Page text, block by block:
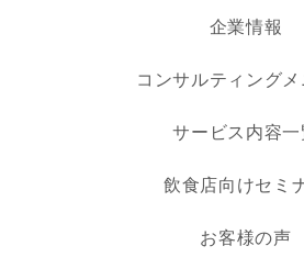
企業情報
コンサルティング
サービス内容一
飲食店向けセミ
お客様の声